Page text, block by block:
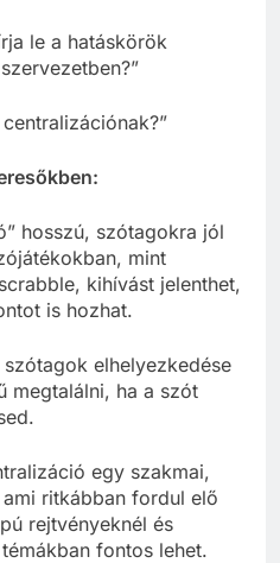
le a hatáskörök
hosszú, szótagokra jól
mint
kihívást jelenthet,
is hozhat.
elhelyezkedése
megtalálni, ha a szót
egy szakmai,
ritkábban fordul elő
rejtvényeknél és
fontos lehet.